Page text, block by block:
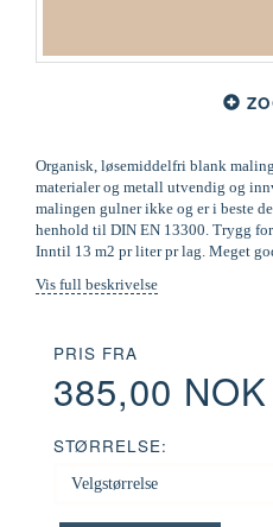
Organisk, løsemiddelfri blank
materialer og metall utvendig og
malingen gulner ikke og er i beste
henhold til DIN EN 13300. Trygg
Inntil 13 m2 pr liter pr lag. Meget
Vis full beskrivelse
PRIS FRA
385,00 NOK
STØRRELSE: